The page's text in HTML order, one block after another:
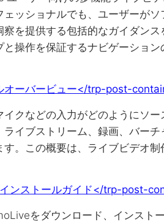
ェッショナルでも、ユーザーが
察を提供する包括的なガイダン
と操作を保証するナビゲーション
オーバービュー</trp-post-
イクなどの入力がどのようにソ
ライブストリーム、録画、バー
す。この概要は、ライブビデオ
ンストールガイド</trp-post-
をダウンロード、インスト